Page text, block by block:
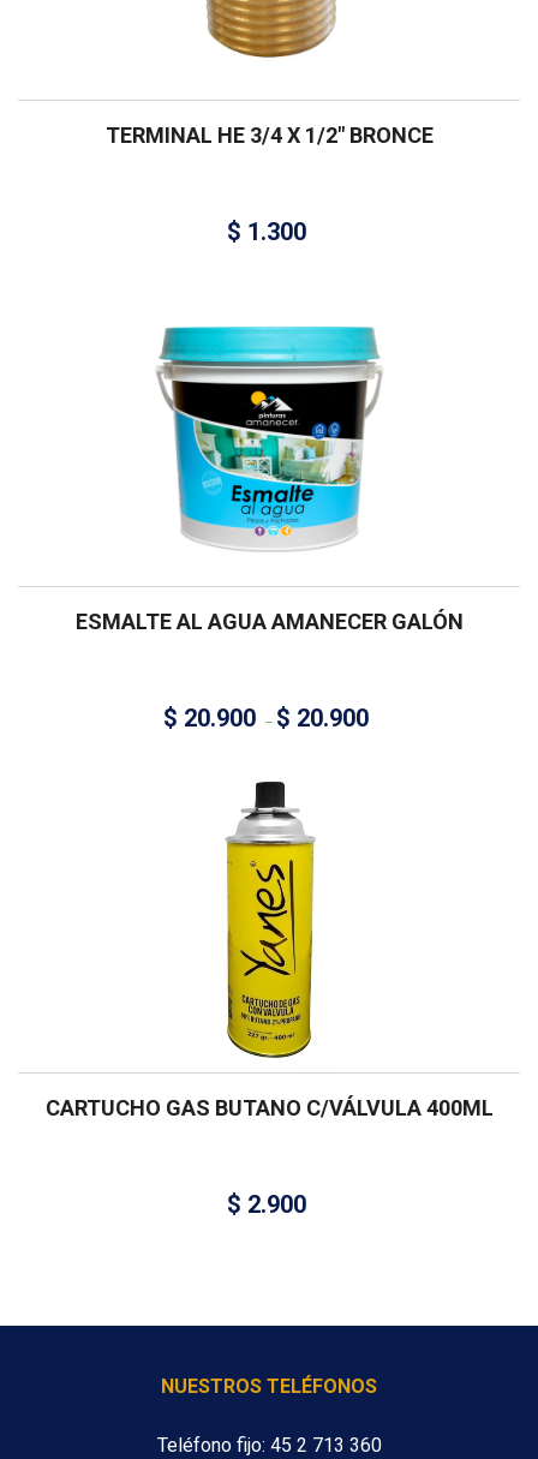
TERMINAL HE 3/4 X 1/2″ BRONCE
$ 1.300
ESMALTE AL AGUA AMANECER GALÓN
$ 20.900 – $ 20.900
CARTUCHO GAS BUTANO C/VÁLVULA 400ML
$ 2.900
NUESTROS TELÉFONOS
Teléfono fijo: 45 2 713 360